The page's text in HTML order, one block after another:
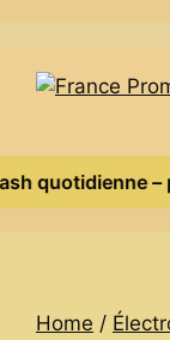
content
quotidienne –
Home /